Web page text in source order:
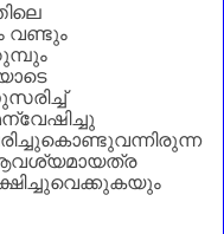
വണ്ടും